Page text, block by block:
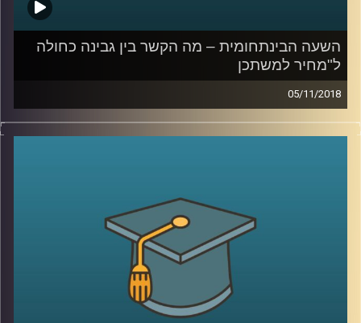
השעה הבינתחומית – מה הקשר בין גבינה כחולה
ל"מחיר למשתכן
05/11/2018
פרופסור עומר מואב עומד על הקשר בין האיכות
בעיניו תכנית להגרלת אלפי מזוודות עם חצי
מיליון שקל במזומן לאזרחי ישראל היא יותר
הגיונית, על הדרך הוא מפריך את המיתוס על
יוקר הדיור בתל אביב ומסביר כיצד הפצצה
מהאוויר על מרכז עיר דומה לפיקוח על שכר